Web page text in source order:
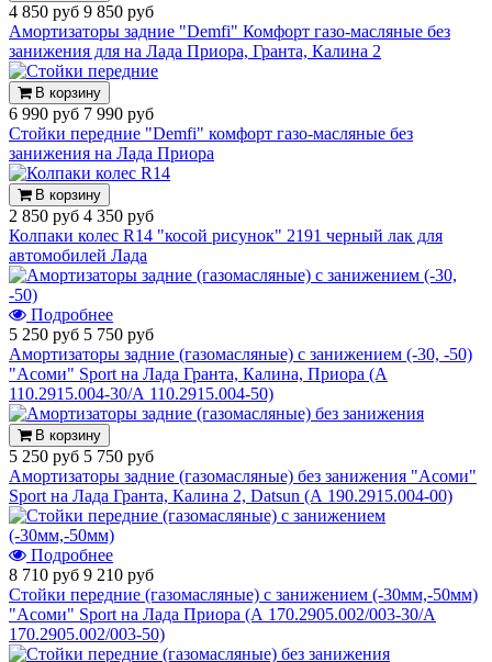
4 850 руб 9 850 руб
Амортизаторы задние "Demfi" Комфорт газо-масляные без
занижения для на Лада Приора, Гранта, Калина 2
В корзину
6 990 руб 7 990 руб
Стойки передние "Demfi" комфорт газо-масляные без
занижения на Лада Приора
В корзину
2 850 руб 4 350 руб
Колпаки колес R14 "косой рисунок" 2191 черный лак для
автомобилей Лада
Подробнее
5 250 руб 5 750 руб
Амортизаторы задние (газомасляные) с занижением (-30, -50)
"Асоми" Sport на Лада Гранта, Калина, Приора (А
110.2915.004-30/А 110.2915.004-50)
В корзину
5 250 руб 5 750 руб
Амортизаторы задние (газомасляные) без занижения "Асоми"
Sport на Лада Гранта, Калина 2, Datsun (А 190.2915.004-00)
Подробнее
8 710 руб 9 210 руб
Стойки передние (газомасляные) с занижением (-30мм,-50мм)
"Асоми" Sport на Лада Приора (А 170.2905.002/003-30/А
170.2905.002/003-50)